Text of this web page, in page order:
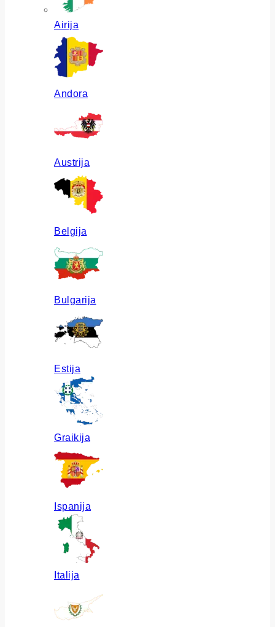
Airija
Andora
Austrija
Belgija
Bulgarija
Estija
Graikija
Ispanija
Italija